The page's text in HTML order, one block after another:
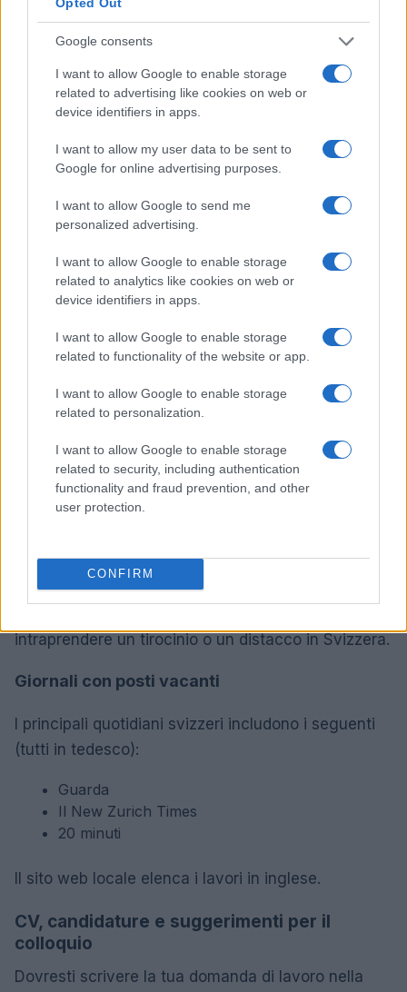
Google consents
I want to allow Google to enable storage
related to advertising like cookies on web or
device identifiers in apps.
I want to allow my user data to be sent to
Google for online advertising purposes.
I want to allow Google to send me
personalized advertising.
I want to allow Google to enable storage
related to analytics like cookies on web or
device identifiers in apps.
I want to allow Google to enable storage
related to functionality of the website or app.
I want to allow Google to enable storage
related to personalization.
I want to allow Google to enable storage
related to security, including authentication
functionality and fraud prevention, and other
user protection.
CONFIRM
in Svizzera.
Se c’è una società o un’organizzazione specifica
per cui vorresti lavorare in Svizzera, le opportunità
di lavoro per laureati potrebbero essere
pubblicizzate sul suo sito web.
Svizzera per cercare lavoro dovresti poter
accedere ai servizi del tuo servizio locale per
l’impiego regionale. Puoi anche cercare offerte di
lavoro per cantone e occupazione utilizzando
gli elenchi di lavoro supportati dal governo
svizzero.
per l’impiego, include elenchi di lavori con sede in
Puoi anche cercare lavoro utilizzando i siti web di
lavoro e inviando candidature speculative e
Potrebbe essere possibile cercare un lavoro presso
una società multinazionale, passare attraverso il
intraprendere un tirocinio o un distacco in Svizzera.
Giornali con posti vacanti
I principali quotidiani svizzeri includono i seguenti
(tutti in tedesco):
Guarda
Il New Zurich Times
20 minuti
Il sito web locale elenca i lavori in inglese.
CV, candidature e suggerimenti per il
colloquio
Dovresti scrivere la tua domanda di lavoro nella